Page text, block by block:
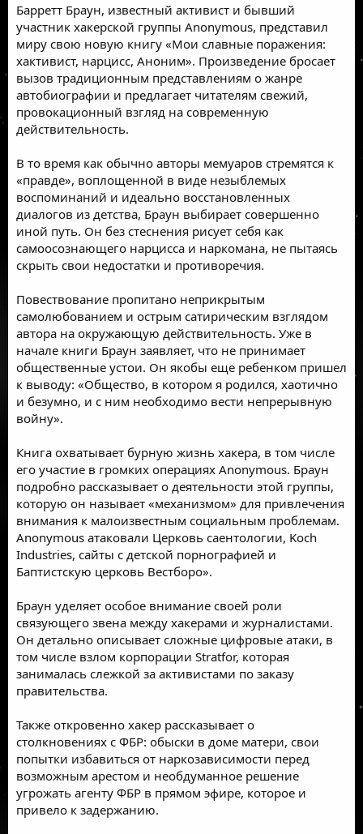
Барретт Браун, известный активист и бывший
участник хакерской группы Anonymous, представил
миру свою новую книгу «Мои славные поражения:
хактивист, нарцисс, Аноним». Произведение бросает
вызов традиционным представлениям о жанре
автобиографии и предлагает читателям свежий,
провокационный взгляд на современную
действительность.
В то время как обычно авторы мемуаров стремятся к
«правде», воплощенной в виде незыблемых
воспоминаний и идеально восстановленных
диалогов из детства, Браун выбирает совершенно
иной путь. Он без стеснения рисует себя как
самоосознающего нарцисса и наркомана, не пытаясь
скрыть свои недостатки и противоречия.
Повествование пропитано неприкрытым
самолюбованием и острым сатирическим взглядом
автора на окружающую действительность. Уже в
начале книги Браун заявляет, что не принимает
общественные устои. Он якобы еще ребенком пришел
к выводу: «Общество, в котором я родился, хаотично
и безумно, и с ним необходимо вести непрерывную
войну».
Книга охватывает бурную жизнь хакера, в том числе
его участие в громких операциях Anonymous. Браун
подробно рассказывает о деятельности этой группы,
которую он называет «механизмом» для привлечения
внимания к малоизвестным социальным проблемам.
Anonymous атаковали Церковь саентологии, Koch
Industries, сайты с детской порнографией и
Баптистскую церковь Вестборо».
Браун уделяет особое внимание своей роли
связующего звена между хакерами и журналистами.
Он детально описывает сложные цифровые атаки, в
том числе взлом корпорации Stratfor, которая
занималась слежкой за активистами по заказу
правительства.
Также откровенно хакер рассказывает о
столкновениях с ФБР: обыски в доме матери, свои
попытки избавиться от наркозависимости перед
возможным арестом и необдуманное решение
угрожать агенту ФБР в прямом эфире, которое и
привело к задержанию.